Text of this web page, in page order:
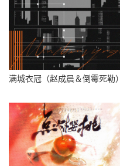
满城衣冠（赵成晨＆倒霉死勒）